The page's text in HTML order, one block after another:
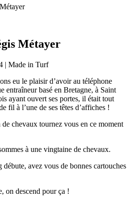
Métayer
| Made in Turf
eu le plaisir d’avoir au téléphone
entraîneur basé en Bretagne, à Saint
ayant ouvert ses portes, il était tout
fil à l’une de ses têtes d’affiches !
chevaux tournez vous en ce moment
à une vingtaine de chevaux.
avez vous de bonnes cartouches
on descend pour ça !